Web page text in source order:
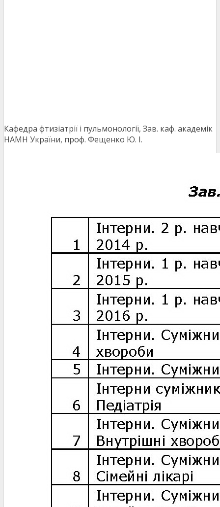
Кафедра фтизіатрії і пульмонології, Зав. каф. академік
НАМН України, проф. Фещенко Ю. І.